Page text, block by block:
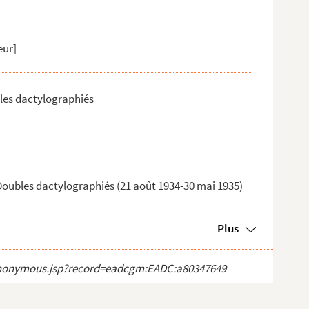
dactylographiés
dactylographiés (21 août 1934-30 mai 1935)
Plus